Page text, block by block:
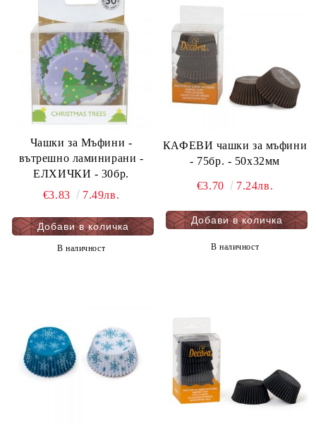
Чашки за Мъфини -
вътрешно ламинирани -
ЕЛХИЧКИ - 30бр.
€3.83
7.49лв.
В наличност
КАФЕВИ чашки за мъфини
- 75бр. - 50х32мм
€3.70 7.24лв.
В наличност